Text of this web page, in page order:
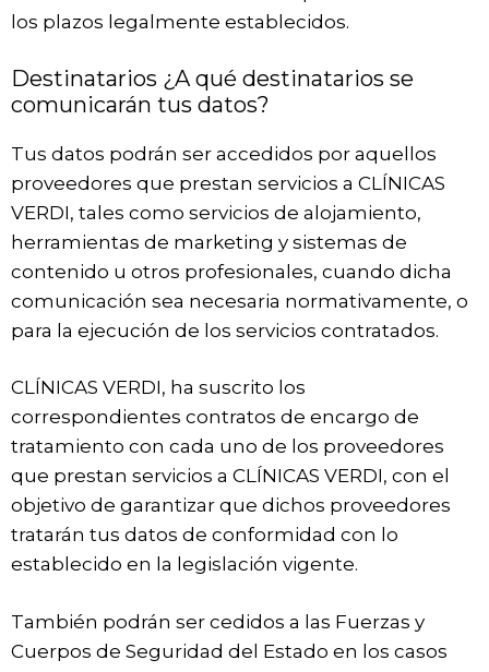
los plazos legalmente establecidos.
Destinatarios ¿A qué destinatarios se
comunicarán tus datos?
Tus datos podrán ser accedidos por aquellos
proveedores que prestan servicios a CLÍNICAS
VERDI, tales como servicios de alojamiento,
herramientas de marketing y sistemas de
contenido u otros profesionales, cuando dicha
comunicación sea necesaria normativamente, o
para la ejecución de los servicios contratados.
CLÍNICAS VERDI, ha suscrito los
correspondientes contratos de encargo de
tratamiento con cada uno de los proveedores
que prestan servicios a CLÍNICAS VERDI, con el
objetivo de garantizar que dichos proveedores
tratarán tus datos de conformidad con lo
establecido en la legislación vigente.
También podrán ser cedidos a las Fuerzas y
Cuerpos de Seguridad del Estado en los casos